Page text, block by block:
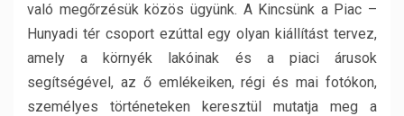
való megőrzésük közös ügyünk. A Kincsünk a Piac –
Hunyadi tér csoport ezúttal egy olyan kiállítást tervez,
amely a környék lakóinak és a piaci árusok
segítségével, az ő emlékeiken, régi és mai fotókon,
személyes történeteken keresztül mutatja meg a